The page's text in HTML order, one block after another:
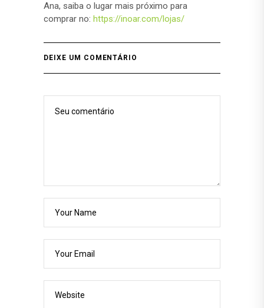
Ana, saiba o lugar mais próximo para
comprar no: https://inoar.com/lojas/
DEIXE UM COMENTÁRIO